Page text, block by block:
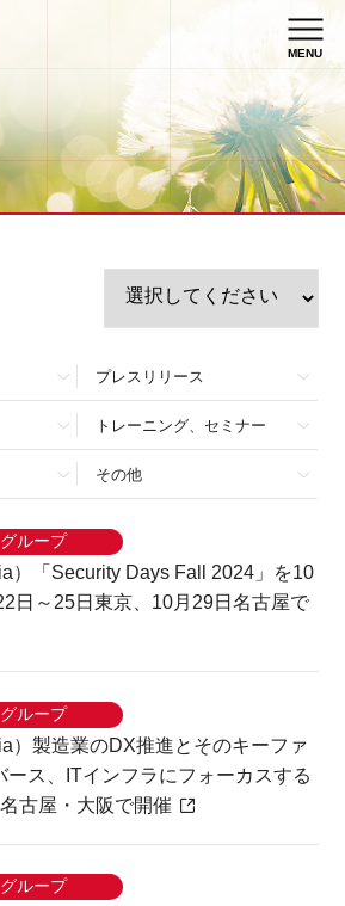
MENU
プレスリリース
トレーニング、セミナー
その他
グループ
）「Security Days Fall 2024」を10
日～25日東京、10月29日名古屋で
グループ
）製造業のDX推進とそのキーファ
ース、ITインフラにフォーカスする
古屋・大阪で開催
グループ